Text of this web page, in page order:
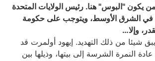
يكون "البوس" هنا. رئيس الولايات المتحدة
في الشرق الأوسط، ويتوجب على حكومة
وإلا…
شيئا من ذلك التهديد. إيهود أولمرت قد
النمرة الشرسة إلى بيتها، وذيلها بين